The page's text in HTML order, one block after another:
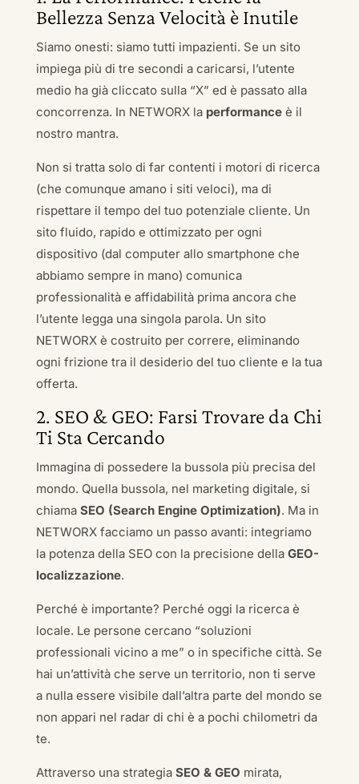
Bellezza Senza Velocità è Inutile
Siamo onesti: siamo tutti impazienti. Se un sito
impiega più di tre secondi a caricarsi, l’utente
medio ha già cliccato sulla “X” ed è passato alla
concorrenza. In NETWORX la performanceè il
nostro mantra.
Non si tratta solo di far contenti i motori di ricerca
(che comunque amano i siti veloci), ma di
rispettare il tempo del tuo potenziale cliente. Un
sito fluido, rapido e ottimizzato per ogni
dispositivo (dal computer allo smartphone che
abbiamo sempre in mano) comunica
professionalità e affidabilità prima ancora che
l’utente legga una singola parola. Un sito
NETWORX è costruito per correre, eliminando
ogni frizione tra il desiderio del tuo cliente e la tua
offerta.
2. SEO & GEO: Farsi Trovare da Chi
Ti Sta Cercando
Immagina di possedere la bussola più precisa del
mondo. Quella bussola, nel marketing digitale, si
chiama SEO (Search Engine Optimization). Ma in
NETWORX facciamo un passo avanti: integriamo
la potenza della SEO con la precisione della GEO-
localizzazione.
Perché è importante? Perché oggi la ricerca è
locale. Le persone cercano “soluzioni
professionali vicino a me” o in specifiche città. Se
hai un’attività che serve un territorio, non ti serve
a nulla essere visibile dall’altra parte del mondo se
non appari nel radar di chi è a pochi chilometri da
te.
Attraverso una strategia SEO & GEO mirata,